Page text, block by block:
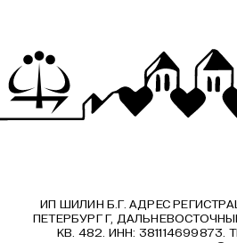
ИП ШИЛИН Б.Г. АДРЕС
ПЕТЕРБУРГ Г, ДАЛЬНЕВОСТОЧНЫЙ
КВ. 482. ИНН: 381114699873.